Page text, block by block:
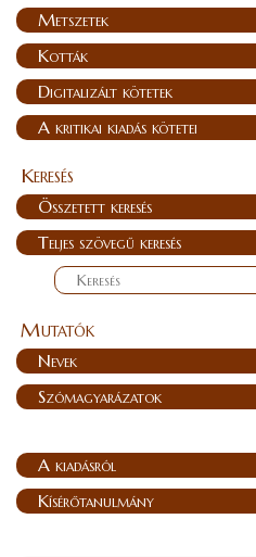
Metszetek
Kották
Digitalizált kötetek
A kritikai kiadás kötetei
Keresés
Összetett keresés
Teljes szövegű keresés
Mutatók
Nevek
Szómagyarázatok
A kiadásról
Kísérőtanulmány